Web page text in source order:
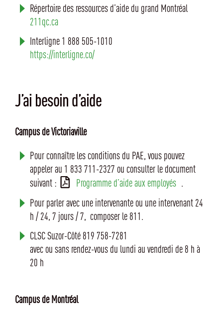
Répertoire des ressources d’aide du grand Montréal
211qc.ca
Interligne 1 888 505-1010
https://interligne.co/
J’ai besoin d’aide
Campus de Victoriaville
Pour connaître les conditions du PAE, vous pouvez
appeler au 1 833 711-2327 ou consulter le document
suivant :
Programme d’aide aux employés .
Pour parler avec une intervenante ou une intervenant 24
h / 24, 7 jours / 7, composer le 811.
CLSC Suzor-Côté 819 758-7281
avec ou sans rendez-vous du lundi au vendredi de 8 h à
20 h
Campus de Montréal